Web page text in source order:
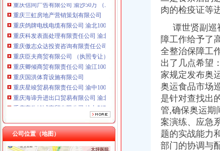
重庆三虹房地产营销策划有限公司
重庆鸽牌电线电缆有限公司 渝北10010万 (进出口权)
重庆科发表面处理有限责任公司 渝北800万 （进出口权）
重庆傲志众达投资咨询有限责任公司 渝九1000万 （增资）
重庆臣夫商贸有限公司 （执照专让）
重庆卿倾商贸有限责任公司 渝江100万 （工商注册）
重庆国洪体育设施有限公司
重庆星竣贸易有限责任公司 渝中100万 （进出口权）
重庆海谛升进出口贸易有限公司 渝北100万 （进出口权）
重庆奕欣锦诚商贸有限公司 渝九50万 （工商注册）
重庆信同广告有限公司 渝沙50万 （工商注册）
重庆三虹房地产营销策划有限公司
公司位置（地图）
肉的检疫证等
谭世贤副巡
障工作给予了
全整治保障工
出了几点希望
家规定发布奥
奥运食品市场
是针对查找出
管,确保奥运期
案演练、应急
题的实战能力
部门的协调与